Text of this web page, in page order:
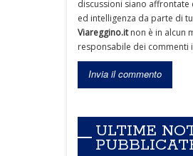
discussioni siano affrontate
ed intelligenza da parte di
Viareggino.itnon è in alcun
responsabile dei commenti
ULTIME